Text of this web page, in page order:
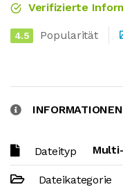
Verifizierte
4.5 Popularität
Dateityp
Dateikategorie